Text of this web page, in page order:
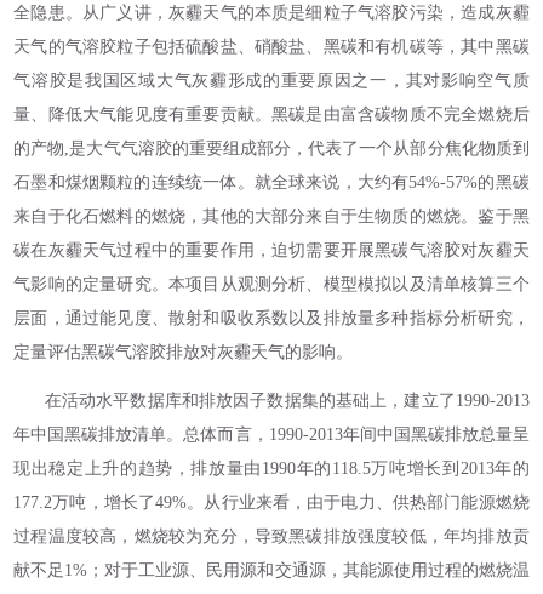
全隐患。从广义讲，灰霾天气的本质是细粒子气溶胶污染，造成灰霾
天气的气溶胶粒子包括硫酸盐、硝酸盐、黑碳和有机碳等，其中黑碳
气溶胶是我国区域大气灰霾形成的重要原因之一，其对影响空气质
量、降低大气能见度有重要贡献。黑碳是由富含碳物质不完全燃烧后
的产物,是大气气溶胶的重要组成部分，代表了一个从部分焦化物质到
石墨和煤烟颗粒的连续统一体。就全球来说，大约有54%-57%的黑碳
来自于化石燃料的燃烧，其他的大部分来自于生物质的燃烧。鉴于黑
碳在灰霾天气过程中的重要作用，迫切需要开展黑碳气溶胶对灰霾天
气影响的定量研究。本项目从观测分析、模型模拟以及清单核算三个
层面，通过能见度、散射和吸收系数以及排放量多种指标分析研究，
定量评估黑碳气溶胶排放对灰霾天气的影响。
在活动水平数据库和排放因子数据集的基础上，建立了1990-2013
年中国黑碳排放清单。总体而言，1990-2013年间中国黑碳排放总量呈
现出稳定上升的趋势，排放量由1990年的118.5万吨增长到2013年的
177.2万吨，增长了49%。从行业来看，由于电力、供热部门能源燃烧
过程温度较高，燃烧较为充分，导致黑碳排放强度较低，年均排放贡
献不足1%；对于工业源、民用源和交通源，其能源使用过程的燃烧温